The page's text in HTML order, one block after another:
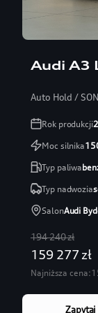
Audi A3
Auto Hold /
Rok produkcji
Moc silnika
Typ paliwa
Typ nadwozia
SalonAudi
194 240 zł
159 277 zł
Najniższa cena: